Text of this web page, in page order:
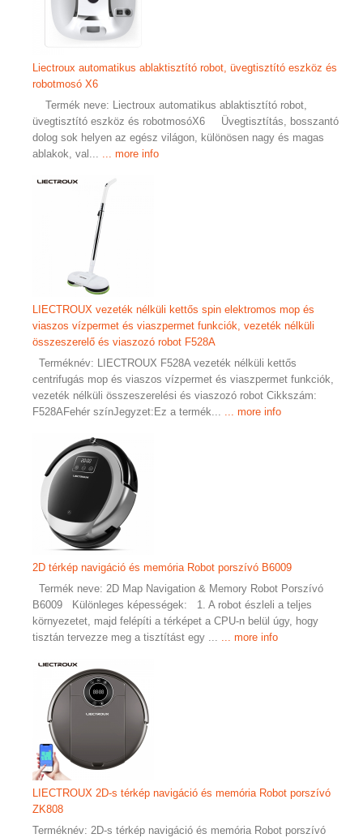
Liectroux automatikus ablaktisztító robot, üvegtisztító eszköz és
robotmosó X6
Termék neve: Liectroux automatikus ablaktisztító robot,
üvegtisztító eszköz és robotmosóX6 Üvegtisztítás, bosszantó
dolog sok helyen az egész világon, különösen nagy és magas
ablakok, val...
... more info
LIECTROUX vezeték nélküli kettős spin elektromos mop és
viaszos vízpermet és viaszpermet funkciók, vezeték nélküli
összeszerelő és viaszozó robot F528A
Terméknév: LIECTROUX F528A vezeték nélküli kettős
centrifugás mop és viaszos vízpermet és viaszpermet funkciók,
vezeték nélküli összeszerelési és viaszozó robot Cikkszám:
F528AFehér színJegyzet:Ez a termék...
... more info
2D térkép navigáció és memória Robot porszívó B6009
Termék neve: 2D Map Navigation & Memory Robot Porszívó
B6009 Különleges képességek: 1. A robot észleli a teljes
környezetet, majd felépíti a térképet a CPU-n belül úgy, hogy
tisztán tervezze meg a tisztítást egy ...
... more info
LIECTROUX 2D-s térkép navigáció és memória Robot porszívó
ZK808
Terméknév: 2D-s térkép navigáció és memória Robot porszívó